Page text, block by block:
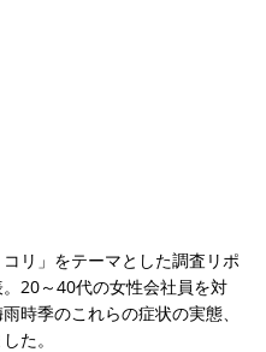
リ」をテーマとした調査リポ
20～40代の女性会社員を対
時季のこれらの症状の実態、
た。